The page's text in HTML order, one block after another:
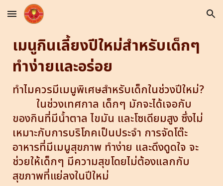
Skip to main content Skip to navigation
เมนูกินเลี้ยงปีใหม่สำหรับเด็กๆ
ทำง่ายและอร่อย
ทำไมควรมีเมนูพิเศษสำหรับเด็กในช่วงปีใหม่?
ในช่วงเทศกาล เด็กๆ มักจะได้เจอกับ
ของกินที่มีน้ำตาล ไขมัน และโซเดียมสูง ซึ่งไม่
เหมาะกับการบริโภคเป็นประจำ การจัดโต๊ะ
อาหารที่มีเมนูสุขภาพ ทำง่าย และดึงดูดใจ จะ
ช่วยให้เด็กๆ มีความสุขโดยไม่ต้องแลกกับ
สุขภาพที่แย่ลงในปีใหม่